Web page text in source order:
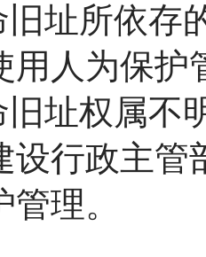
旧址所依
用人为保护
旧址权属
设行政主管
理。